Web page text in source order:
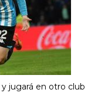
jugará en otro club